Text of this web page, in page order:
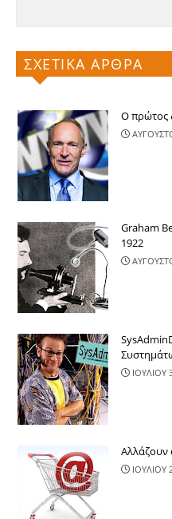
ΣΧΕΤΙΚΑ ΑΡΘΡΑ
Ο πρώτος
Graham
1922
ΙΟΥΛΙΟΥ
Αλλάζουν
ΙΟΥΛΙΟΥ